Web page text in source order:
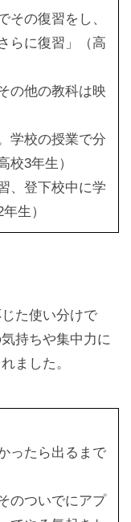
その復習をし、
らに復習」（高
の他の教科は映
学校の授業で分
校3年生）
、登下校中に学
生）
た使い分けで
持ちや集中力に
ました。
ったら出るまで
のついでにアプ